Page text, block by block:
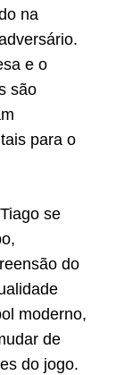
na
e o
são
para o
se
do
moderno,
de
do jogo.